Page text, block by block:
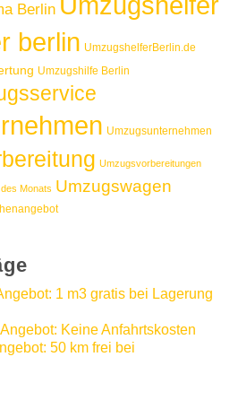
Berlin
berlin UmzugshelferBerlin.de
Umzugshilfe Berlin
Umzugsunternehmen
Umzugsvorbereitungen
Monats Umzugswagen
1 m3 gratis bei Lagerung
Keine Anfahrtskosten
50 km frei bei